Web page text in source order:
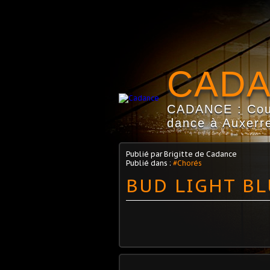
CADANCE :
dance à
Publié par Brigitte de Cadance
Publié dans : #Chorés
BUD LIGHT